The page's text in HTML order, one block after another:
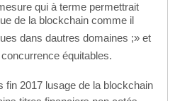
qui à terme permettrait
de la blockchain comme il
dans dautres domaines ;» et
équitables.
fin 2017 lusage de la blockchain